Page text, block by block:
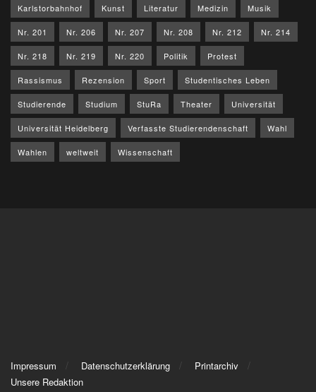
Karlstorbahnhof Kunst Literatur Medizin Musik
Nr. 201 Nr. 206 Nr. 207 Nr. 208 Nr. 212 Nr. 214
Nr. 218 Nr. 219 Nr. 220 Politik Protest
Rassismus Rezension Sport Studentisches Leben
Studierende Studium StuRa Theater Universität
Universität Heidelberg Verfasste Studierendenschaft Wahl
Wahlen weltweit Wissenschaft
Impressum Datenschutzerklärung
Printarchiv
Unsere Redaktion